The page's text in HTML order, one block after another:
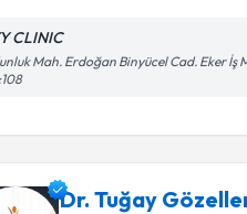
CLINIC
Mah. Erdoğan Binyücel Cad. Eker İş
Dr. Tuğay